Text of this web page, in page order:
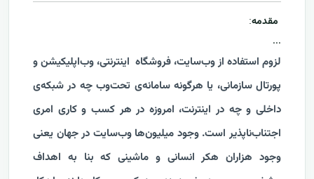
مقدمه:
...
لزوم استفاده از وب‌سایت، فروشگاه اینترنتی، وب‌اپلیکیشن و
پورتال سازمانی، یا هرگونه سامانه‌ی تحت‌وب چه در شبکه‌ی
داخلی و چه در اینترنت، امروزه در هر کسب و کاری امری
اجتناب‌ناپذیر است. وجود میلیون‌ها وب‌سایت در جهان یعنی
وجود هزاران هکر انسانی و ماشینی که بنا به اهداف